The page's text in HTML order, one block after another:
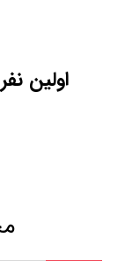
اولین